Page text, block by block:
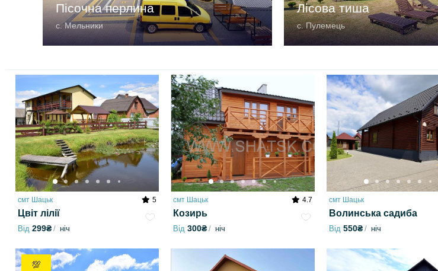
Пісочна перлина
с. Мельники
Лісова тиша
с. Пулемець
смт Шацьк 5
Цвіт лілії
Від 299₴ ніч
смт Шацьк 4.7
Козирь
Від 300₴ ніч
смт Шацьк
Волинська садиба
Від 550₴ ніч
💯